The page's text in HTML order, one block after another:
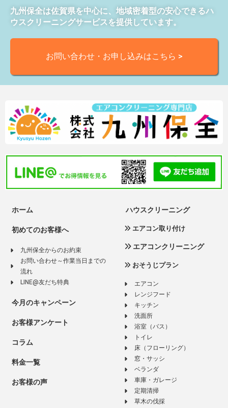
九州保全は佐賀県を中心に、地域密着型の安心できるハ
ウスクリーニングサービスを提供しています。
お問い合わせ・お申し込みはこちら >
ホーム
初めてのお客様へ
九州保全からのお約束
お問い合わせ～作業当日までの
流れ
LINE@友だち特典
今月のキャンペーン
お客様アンケート
コラム
料金一覧
お客様の声
ハウスクリーニング
エアコン取り付け
エアコンクリーニング
おそうじプラン
エアコン
レンジフード
キッチン
洗面所
浴室（バス）
トイレ
床（フローリング）
窓・サッシ
ベランダ
車庫・ガレージ
定期清掃
草木の伐採